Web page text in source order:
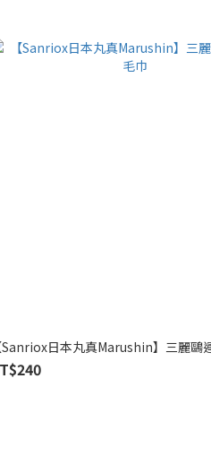
Sanriox日本丸真Marushin】三麗鷗